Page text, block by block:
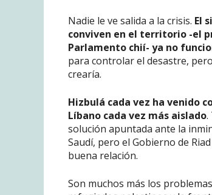
Nadie le ve salida a la crisis. El
conviven en el territorio -el
Parlamento chií- ya no
para controlar el desastre,
crearía.
Hizbulá cada vez ha venido
Líbano cada vez más aislado.
solución apuntada ante la
Saudí, pero el Gobierno de
buena relación.
Son muchos más los